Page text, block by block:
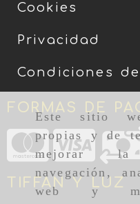
Este sitio
propias y de
mejorar
navegación,
web y
Cookies
Privacidad
Condiciones
FORMAS DE
TIFFAN Y LUZ